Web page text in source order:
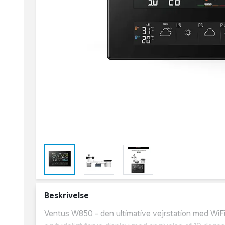
Beskrivelse
Ventus W850 - den ultimative vejrstation med